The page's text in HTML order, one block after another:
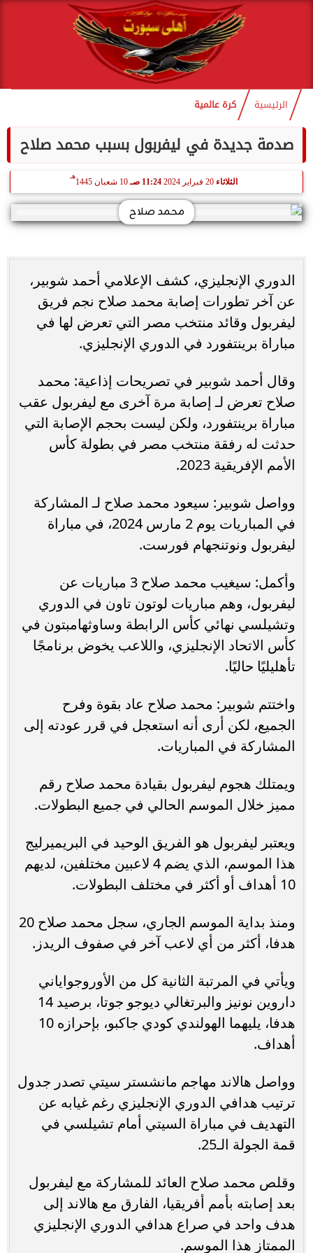
الرئيسية كرة عالمية
صدمة جديدة في ليفربول بسبب محمد صلاح
الثلاثاء 11:24 صـ 10 شعبان 1445
هـ
محمد صلاح
الدوري الإنجليزي، كشف الإعلامي أحمد شوبير،
عن آخر تطورات إصابة محمد صلاح نجم فريق
ليفربول وقائد منتخب مصر التي تعرض لها في
مباراة برينتفورد في الدوري الإنجليزي.
وقال أحمد شوبير في تصريحات إذاعية: محمد
صلاح تعرض لـ إصابة مرة آخرى مع ليفربول عقب
مباراة برينتفورد، ولكن ليست بحجم الإصابة التي
حدثت له رفقة منتخب مصر في بطولة كأس
الأمم الإفريقية 2023.
وواصل شوبير: سيعود محمد صلاح لـ المشاركة
في المباريات يوم 2 مارس 2024، في مباراة
ليفربول ونوتنجهام فورست.
وأكمل: سيغيب محمد صلاح 3 مباريات عن
ليفربول، وهم مباريات لوتون تاون في الدوري
وتشيلسي نهائي كأس الرابطة وساوثهامبتون في
كأس الاتحاد الإنجليزي، واللاعب يخوض برنامجًا
تأهليليًا حاليًا.
واختتم شوبير: محمد صلاح عاد بقوة وفرح
الجميع، لكن أرى أنه استعجل في قرر عودته إلى
المشاركة في المباريات.
ويمتلك هجوم ليفربول بقيادة محمد صلاح رقم
مميز خلال الموسم الحالي في جميع البطولات.
ويعتبر ليفربول هو الفريق الوحيد في البريميرليج
هذا الموسم، الذي يضم 4 لاعبين مختلفين، لديهم
10 أهداف أو أكثر في مختلف البطولات.
ومنذ بداية الموسم الجاري، سجل محمد صلاح 20
هدفا، أكثر من أي لاعب آخر في صفوف الريدز.
ويأتي في المرتبة الثانية كل من الأوروجواياني
داروين نونيز والبرتغالي ديوجو جوتا، برصيد 14
هدفا، يليهما الهولندي كودي جاكبو، بإحرازه 10
أهداف.
وواصل هالاند مهاجم مانشستر سيتي تصدر جدول
ترتيب هدافي الدوري الإنجليزي رغم غيابه عن
التهديف في مباراة السيتي أمام تشيلسي في
قمة الجولة الـ25.
وقلص محمد صلاح العائد للمشاركة مع ليفربول
بعد إصابته بأمم أفريقيا، الفارق مع هالاند إلى
هدف واحد في صراع هدافي الدوري الإنجليزي
الممتاز هذا الموسم.